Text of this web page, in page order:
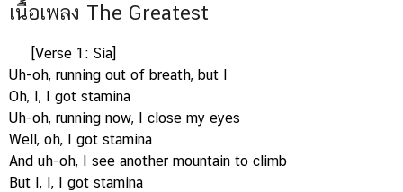
เนื้อเพลง The Greatest
[Verse 1: Sia]
Uh-oh, running out of breath, but I
Oh, I, I got stamina
Uh-oh, running now, I close my eyes
Well, oh, I got stamina
And uh-oh, I see another mountain to climb
But I, I, I got stamina